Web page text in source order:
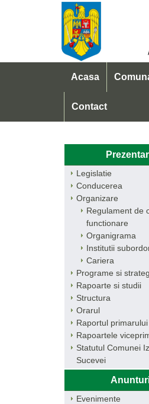
Acasa
Contact
Legislatie
Conducerea
Organizare
Regulament de
functionare
Organigrama
Institutii
Cariera
Programe si
Rapoarte si studii
Structura
Orarul
Raportul primarului
Rapoartele
Statutul Comunei
Sucevei
Evenimente